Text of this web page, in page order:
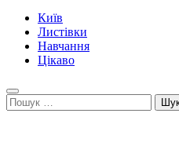
Київ
Листівки
Навчання
Цікаво
Пошук: